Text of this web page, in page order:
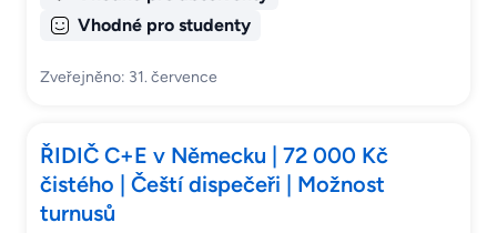
Vhodné pro studenty
Zveřejněno: 31. července
ŘIDIČ C+E v Německu | 72 000 Kč
čistého | Čeští dispečeři | Možnost
turnusů